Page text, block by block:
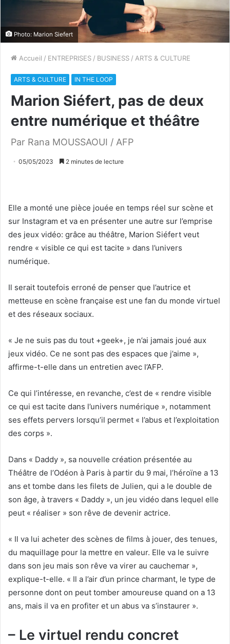
Photo: Marion Siefert
Accueil / ENTREPRISES / BUSINESS / ARTS & CULTURE
ARTS & CULTURE IN THE LOOP
Marion Siéfert, pas de deux
entre numérique et théâtre
Par Rana MOUSSAOUI / AFP
05/05/2023 2 minutes de lecture
Elle a monté une pièce jouée en temps réel sur scène et
sur Instagram et va en présenter une autre sur l’emprise
des jeux vidéo: grâce au théâtre, Marion Siéfert veut
rendre « visible ce qui est tacite » dans l’univers
numérique.
Il serait toutefois erroné de penser que l’autrice et
metteuse en scène française est une fan du monde virtuel
et des réseaux sociaux.
« Je ne suis pas du tout +geek+, je n’ai jamais joué aux
jeux vidéo. Ce ne sont pas des espaces que j’aime »,
affirme-t-elle dans un entretien avec l’AFP.
Ce qui l’intéresse, en revanche, c’est de « rendre visible
ce qui est tacite dans l’univers numérique », notamment
ses effets pervers lorsqu’il permet « l’abus et l’exploitation
des corps ».
Dans « Daddy », sa nouvelle création présentée au
Théâtre de l’Odéon à Paris à partir du 9 mai, l’héroïne a 13
ans et tombe dans les filets de Julien, qui a le double de
son âge, à travers « Daddy », un jeu vidéo dans lequel elle
peut « réaliser » son rêve de devenir actrice.
« Il va lui acheter des scènes de films à jouer, des tenues,
du maquillage pour la mettre en valeur. Elle va le suivre
dans son jeu mais son rêve va virer au cauchemar »,
explique-t-elle. « Il a l’air d’un prince charmant, le type de
personne dont on peut tomber amoureuse quand on a 13
ans, mais il va en profiter et un abus va s’instaurer ».
– Le virtuel rendu concret